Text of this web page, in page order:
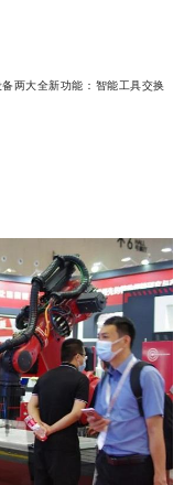
两大全新功能：智能工具交换